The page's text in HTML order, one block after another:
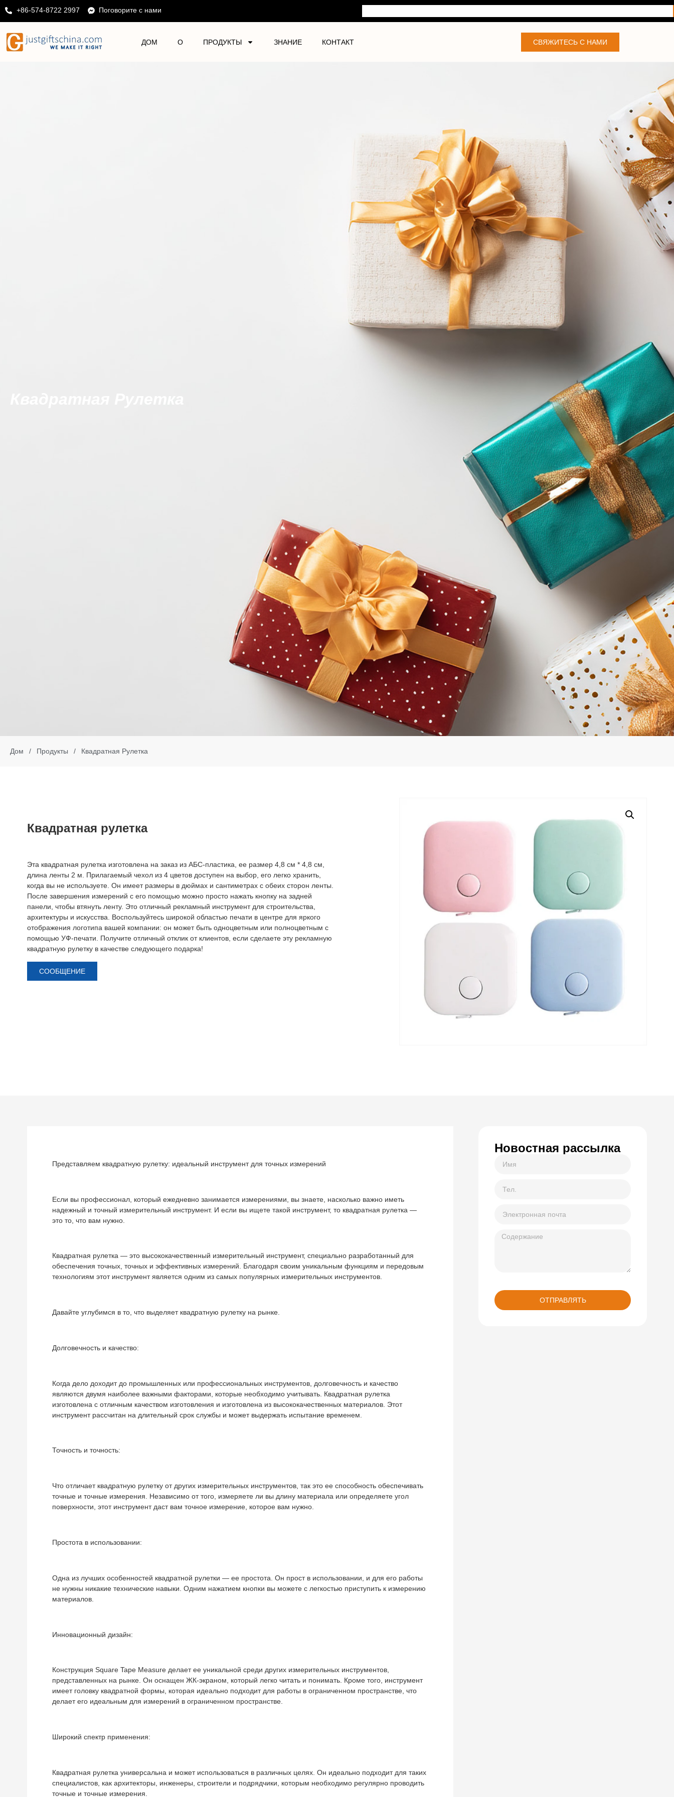
+86-574-8722 2997 Поговорите с нами
ДОМ О ПРОДУКТЫ ЗНАНИЕ КОНТАКТ СВЯЖИТЕСЬ С НАМИ
Дом / Продукты / Квадратная Рулетка
Квадратная рулетка
Эта квадратная рулетка изготовлена ​​на заказ из АБС-пластика, ее размер 4,8 см * 4,8 см,
длина ленты 2 м. Прилагаемый чехол из 4 цветов доступен на выбор, его легко хранить,
когда вы не используете. Он имеет размеры в дюймах и сантиметрах с обеих сторон ленты.
После завершения измерений с его помощью можно просто нажать кнопку на задней
панели, чтобы втянуть ленту. Это отличный рекламный инструмент для строительства,
архитектуры и искусства. Воспользуйтесь широкой областью печати в центре для яркого
отображения логотипа вашей компании: он может быть одноцветным или полноцветным с
помощью УФ-печати. Получите отличный отклик от клиентов, если сделаете эту рекламную
квадратную рулетку в качестве следующего подарка!
СООБЩЕНИЕ
Представляем квадратную рулетку: идеальный инструмент для точных измерений
Если вы профессионал, который ежедневно занимается измерениями, вы знаете, насколько важно иметь
надежный и точный измерительный инструмент. И если вы ищете такой инструмент, то квадратная рулетка —
это то, что вам нужно.
Квадратная рулетка — это высококачественный измерительный инструмент, специально разработанный для
обеспечения точных, точных и эффективных измерений. Благодаря своим уникальным функциям и передовым
технологиям этот инструмент является одним из самых популярных измерительных инструментов.
Давайте углубимся в то, что выделяет квадратную рулетку на рынке.
Долговечность и качество:
Когда дело доходит до промышленных или профессиональных инструментов, долговечность и качество
являются двумя наиболее важными факторами, которые необходимо учитывать. Квадратная рулетка
изготовлена ​​с отличным качеством изготовления и изготовлена ​​из высококачественных материалов. Этот
инструмент рассчитан на длительный срок службы и может выдержать испытание временем.
Точность и точность:
Что отличает квадратную рулетку от других измерительных инструментов, так это ее способность обеспечивать
точные и точные измерения. Независимо от того, измеряете ли вы длину материала или определяете угол
поверхности, этот инструмент даст вам точное измерение, которое вам нужно.
Простота в использовании:
Одна из лучших особенностей квадратной рулетки — ее простота. Он прост в использовании, и для его работы
не нужны никакие технические навыки. Одним нажатием кнопки вы можете с легкостью приступить к измерению
материалов.
Инновационный дизайн:
Конструкция Square Tape Measure делает ее уникальной среди других измерительных инструментов,
представленных на рынке. Он оснащен ЖК-экраном, который легко читать и понимать. Кроме того, инструмент
имеет головку квадратной формы, которая идеально подходит для работы в ограниченном пространстве, что
делает его идеальным для измерений в ограниченном пространстве.
Широкий спектр применения:
Квадратная рулетка универсальна и может использоваться в различных целях. Он идеально подходит для таких
специалистов, как архитекторы, инженеры, строители и подрядчики, которым необходимо регулярно проводить
точные и точные измерения.
Новостная рассылка
ОТПРАВЛЯТЬ